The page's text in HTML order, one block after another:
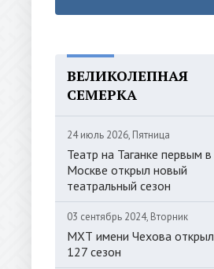
ВЕЛИКОЛЕПНАЯ
СЕМЕРКА
24 июль 2026, Пятница
Театр на Таганке первым в
Москве открыл новый
театральный сезон
03 сентябрь 2024, Вторник
МХТ имени Чехова открыл
127 сезон